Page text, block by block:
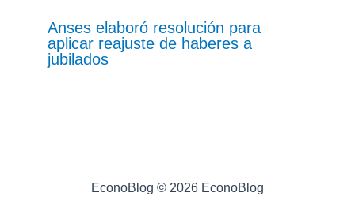
Anses elaboró resolución para
aplicar reajuste de haberes a
jubilados
EconoBlog © 2026 EconoBlog